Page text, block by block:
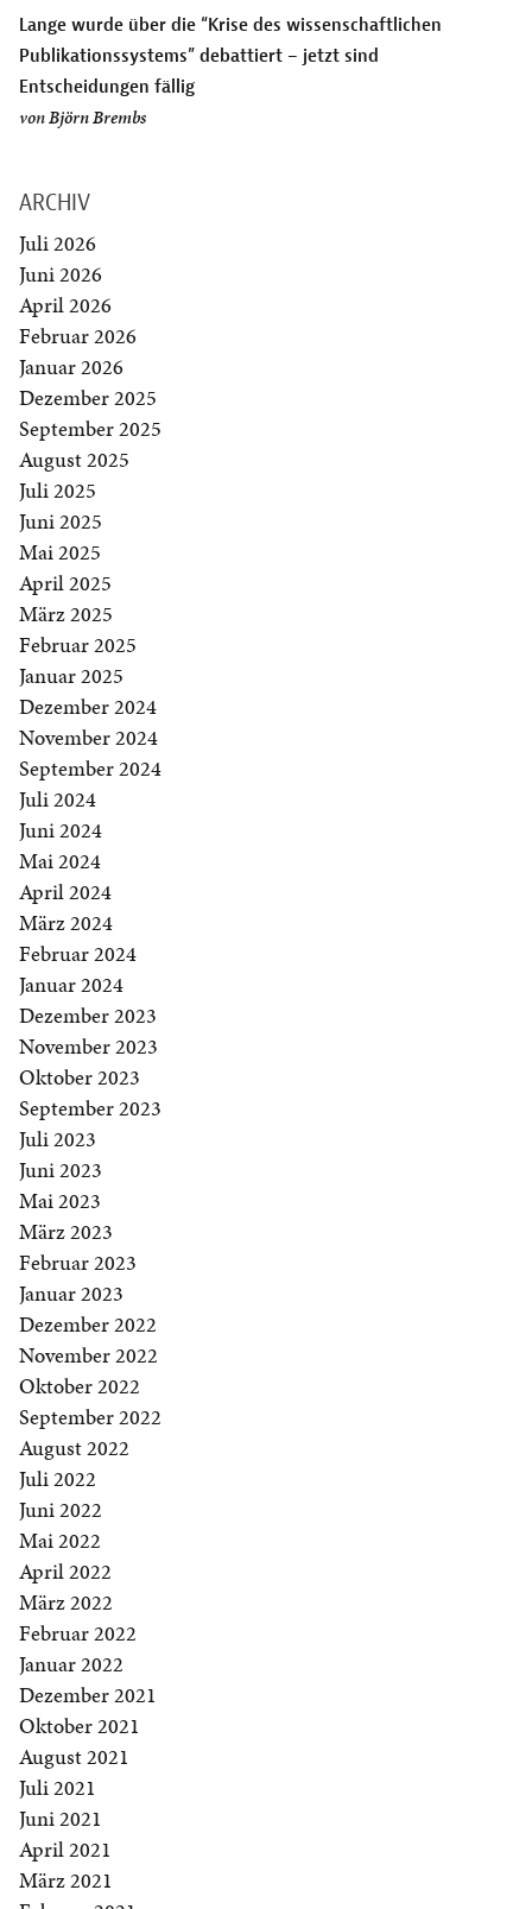
Lange wurde über die “Krise des wissenschaftlichen
Publikationssystems” debattiert – jetzt sind
Entscheidungen fällig
vonBjörn Brembs
ARCHIV
Juli 2026
Juni 2026
April 2026
Februar 2026
Januar 2026
Dezember 2025
September 2025
August 2025
Juli 2025
Juni 2025
Mai 2025
April 2025
März 2025
Februar 2025
Januar 2025
Dezember 2024
November 2024
September 2024
Juli 2024
Juni 2024
Mai 2024
April 2024
März 2024
Februar 2024
Januar 2024
Dezember 2023
November 2023
Oktober 2023
September 2023
Juli 2023
Juni 2023
Mai 2023
März 2023
Februar 2023
Januar 2023
Dezember 2022
November 2022
Oktober 2022
September 2022
August 2022
Juli 2022
Juni 2022
Mai 2022
April 2022
März 2022
Februar 2022
Januar 2022
Dezember 2021
Oktober 2021
August 2021
Juli 2021
Juni 2021
April 2021
März 2021